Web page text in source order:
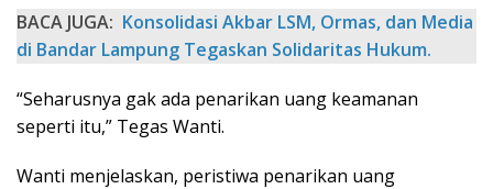
BACA JUGA: Konsolidasi Akbar LSM, Ormas, dan Media
di Bandar Lampung Tegaskan Solidaritas Hukum.
“Seharusnya gak ada penarikan uang keamanan
seperti itu,” Tegas Wanti.
Wanti menjelaskan, peristiwa penarikan uang